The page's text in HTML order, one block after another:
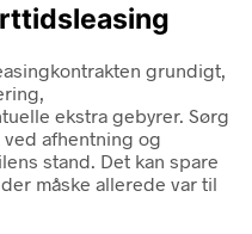
grundigt,
ekstra gebyrer. Sørg
afhentning og
stand. Det kan spare
måske allerede var til